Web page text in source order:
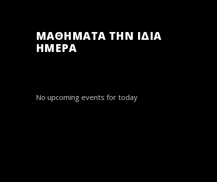
ΜΑΘΗΜΑΤΑ ΤΗΝ ΙΔΙΑ
ΗΜΕΡΑ
No upcoming events for today